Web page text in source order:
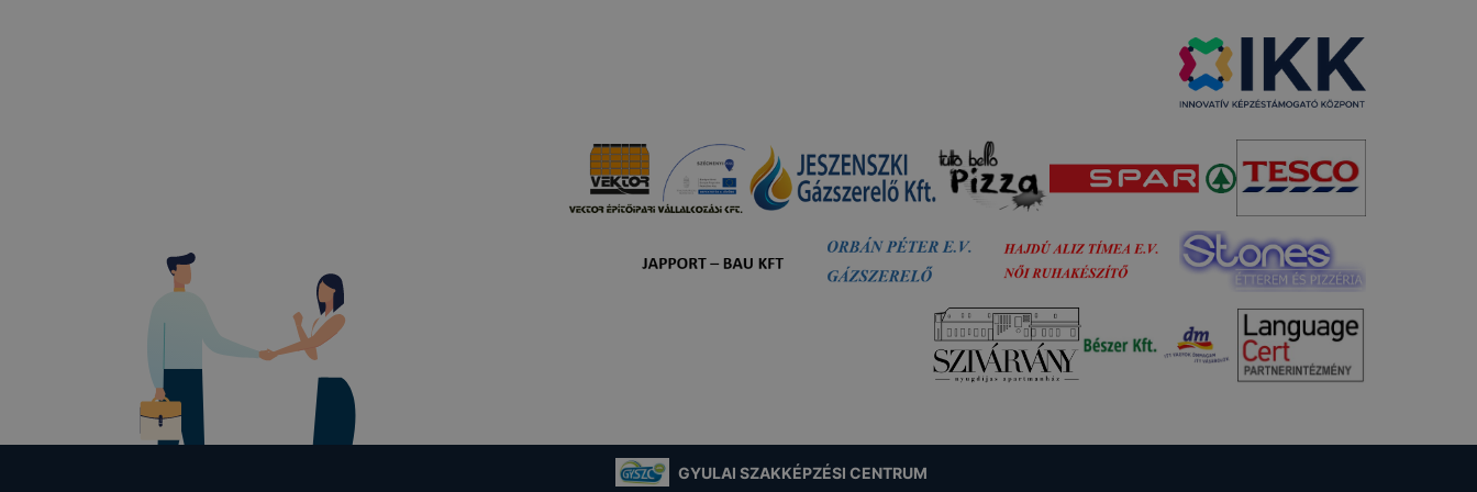
GYULAI SZAKKÉPZÉSI CENTRUM
A “maradandó sütik” (persistent cookie) a honlap elhagyását követően is
tárolódnak a számítógépen, notebookon vagy mobileszközön.
maradandó sütik önmagukban nem hordoznak személyes adatot és csak a
kiszolgáló adatbázisában tárolt összerendeléssel együtt alkalmasak a felhasználó
azonosítására. Ezek a sütik lehetőséget biztosítanak arra, hogy megjegyezhessük
a honlapunk által felkínált szolgáltatásokkal kapcsolatos választásait.
A Google Analytics[1]cookie-kat arra használjuk, hogy információt gyűjtsünk
azzal kapcsolatban, hogyan használják látogatóink honlapunkat. Ezek a cookie-k